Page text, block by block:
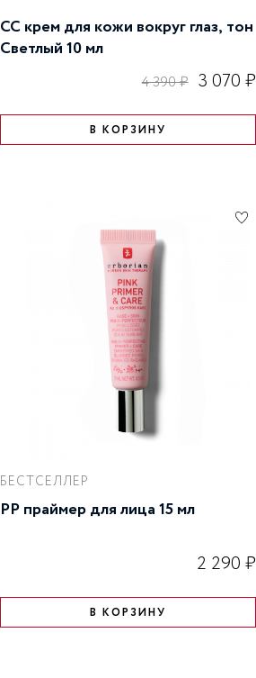
CC крем для кожи вокруг глаз, тон
Светлый 10 мл
4 390 ₽ 3 070 ₽
В КОРЗИНУ
БЕСТСЕЛЛЕР
PP праймер для лица 15 мл
2 290 ₽
В КОРЗИНУ